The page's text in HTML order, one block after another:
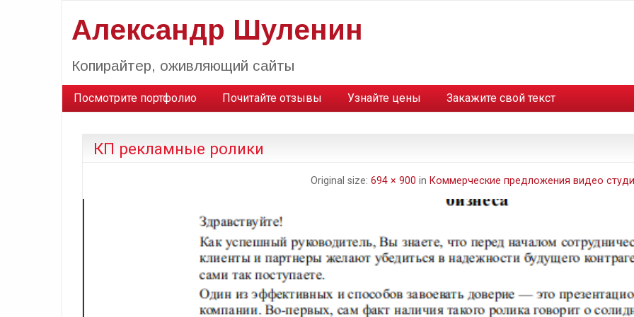
Александр Шуленин
Копирайтер, оживляющий сайты
Посмотрите портфолио Почитайте отзывы Узнайте цены Закажите свой текст
КП рекламные ролики
Original size: 694 × 900 in Коммерческие предложения видео